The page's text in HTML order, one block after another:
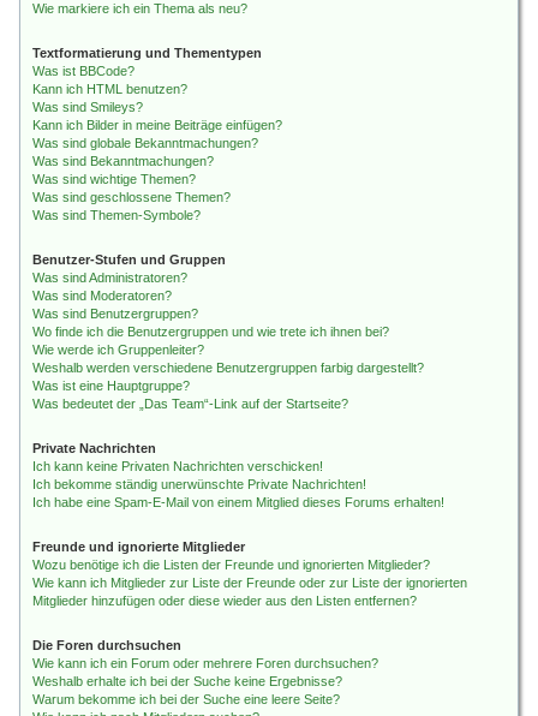
Wie markiere ich ein Thema als neu?
Textformatierung und Thementypen
Was ist BBCode?
Kann ich HTML benutzen?
Was sind Smileys?
Kann ich Bilder in meine Beiträge einfügen?
Was sind globale Bekanntmachungen?
Was sind Bekanntmachungen?
Was sind wichtige Themen?
Was sind geschlossene Themen?
Was sind Themen-Symbole?
Benutzer-Stufen und Gruppen
Was sind Administratoren?
Was sind Moderatoren?
Was sind Benutzergruppen?
Wo finde ich die Benutzergruppen und wie trete ich ihnen bei?
Wie werde ich Gruppenleiter?
Weshalb werden verschiedene Benutzergruppen farbig dargestellt?
Was ist eine Hauptgruppe?
Was bedeutet der „Das Team“-Link auf der Startseite?
Private Nachrichten
Ich kann keine Privaten Nachrichten verschicken!
Ich bekomme ständig unerwünschte Private Nachrichten!
Ich habe eine Spam-E-Mail von einem Mitglied dieses Forums erhalten!
Freunde und ignorierte Mitglieder
Wozu benötige ich die Listen der Freunde und ignorierten Mitglieder?
Wie kann ich Mitglieder zur Liste der Freunde oder zur Liste der ignorierten
Mitglieder hinzufügen oder diese wieder aus den Listen entfernen?
Die Foren durchsuchen
Wie kann ich ein Forum oder mehrere Foren durchsuchen?
Weshalb erhalte ich bei der Suche keine Ergebnisse?
Warum bekomme ich bei der Suche eine leere Seite?